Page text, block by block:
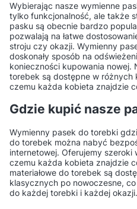
poliestrowej?
Czy taśmy nośne można
prać?
Czy taśmy nośne mogą być
używane na zewnątrz?
Czy można zamawiać
taśmy z indywidualnym
nadrukiem?
Wybierając nasze wymienne
tylko funkcjonalność, ale także
pasku są obecnie bardzo
pozwalają na łatwe
stroju czy okazji. Wymienny
doskonały sposób na
konieczności kupowania nowej.
torebek są dostępne w różnych
czemu każda kobieta znajdzie
Gdzie kupić nasze
Wymienny pasek do torebki
do torebek można nabyć
internetowej. Oferujemy
czemu każda kobieta znajdzie
materiałowe do torebek są
klasycznych po nowoczesne,
do każdej torebki i każdej okazji.